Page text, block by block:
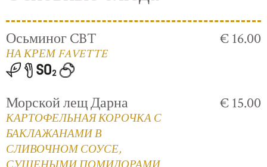
Осьминог CBT
НА КРЕМ FAVETTE
€ 16.00
Морской лещ Дарна
КАРТОФЕЛЬНАЯ КОРОЧКА С
БАКЛАЖАНАМИ В
СЛИВОЧНОМ СОУСЕ,
€ 15.00